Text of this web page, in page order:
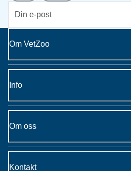
Om VetZoo
Info
Om oss
Kontakt